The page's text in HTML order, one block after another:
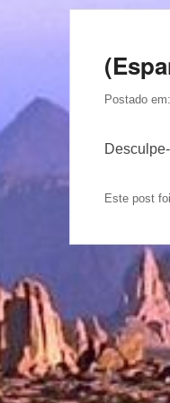
Postado em:
Este post